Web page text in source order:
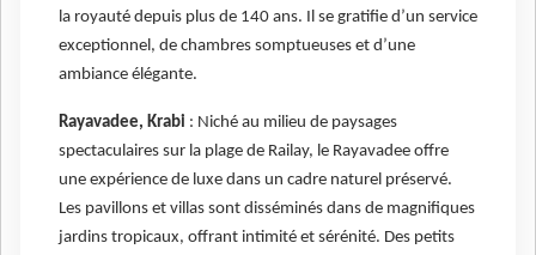
la royauté depuis plus de 140 ans. Il se gratifie d’un service
exceptionnel, de chambres somptueuses et d’une
ambiance élégante.
Rayavadee, Krabi : Niché au milieu de paysages
spectaculaires sur la plage de Railay, le Rayavadee offre
une expérience de luxe dans un cadre naturel préservé.
Les pavillons et villas sont disséminés dans de magnifiques
jardins tropicaux, offrant intimité et sérénité. Des petits